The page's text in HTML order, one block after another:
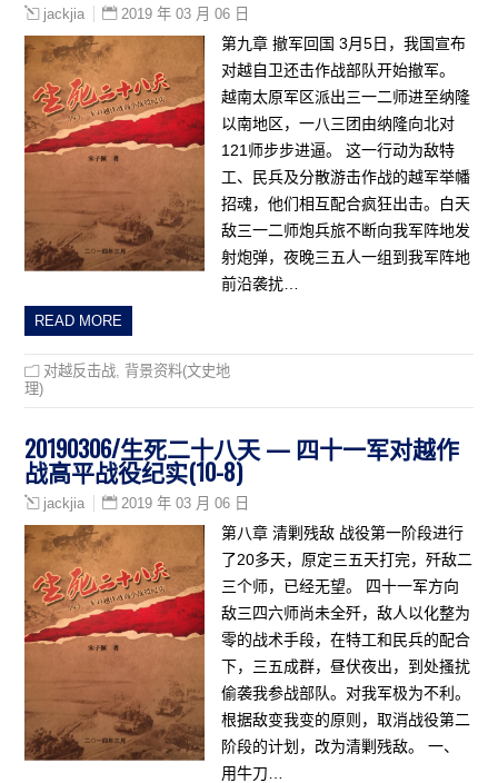
jackjia 2019 年 03 月 06 日
第九章 撤军回国 3月5日，我国宣布
对越自卫还击作战部队开始撤军。
越南太原军区派出三一二师进至纳隆
以南地区，一八三团由纳隆向北对
121师步步进逼。 这一行动为敌特
工、民兵及分散游击作战的越军举幡
招魂，他们相互配合疯狂出击。白天
敌三一二师炮兵旅不断向我军阵地发
射炮弹，夜晚三五人一组到我军阵地
前沿袭扰…
READ MORE
对越反击战 背景资料(文史地
理)
20190306/生死二十八天 — 四十一军对越作
战高平战役纪实(10-8)
jackjia 2019 年 03 月 06 日
第八章 清剿残敌 战役第一阶段进行
了20多天，原定三五天打完，歼敌二
三个师，已经无望。 四十一军方向
敌三四六师尚未全歼，敌人以化整为
零的战术手段，在特工和民兵的配合
下，三五成群，昼伏夜出，到处搔扰
偷袭我参战部队。对我军极为不利。
根据敌变我变的原则，取消战役第二
阶段的计划，改为清剿残敌。 一、
用牛刀…